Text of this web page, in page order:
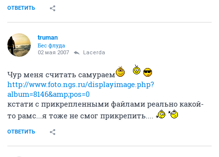
ОТВЕТИТЬ
truman
Бес флуда
02 мая 2007 Lacerda
Чур меня считать самураем
http://www.foto.ngs.ru/displayimage.php?
album=8146&amp;pos=0
кстати с прикрепленными файлами реально какой-
то рамс...я тоже не смог прикрепить....
ОТВЕТИТЬ